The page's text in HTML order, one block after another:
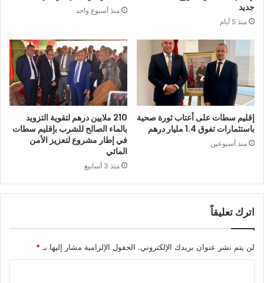
جديد
منذ 5 أيام
منذ أسبوع واحد
إقليم سطات على أعتاب ثورة صحية
باستثمارات تفوق 1.4 مليار درهم
منذ أسبوعين
210 ملايين درهم لتقوية التزويد
بالماء الصالح للشرب بإقليم سطات
في إطار مشروع لتعزيز الأمن
المائي
منذ 3 أسابيع
اترك تعليقاً
لن يتم نشر عنوان بريدك الإلكتروني. الحقول الإلزامية مشار إليها بـ *